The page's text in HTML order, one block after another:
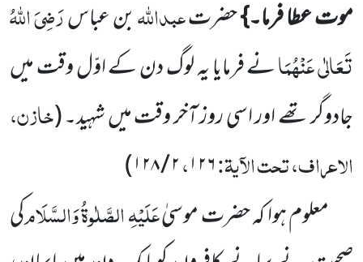
موت عطا فرما۔}حضرتعبداللہبن عباسرَضِیَ اللہُ
تَعَالٰی عَنْہُمَانے فرمایا یہ لوگ دن کے اوّل وقت میں
جادوگر تھے اور اسی روز آخر وقت میں شہید۔(خازن،
الاعراف، تحت الآیۃ:۱۲۶،۲/۱۲۸)
معلوم ہوا کہ حضرت موسیٰعَلَیْہِ الصَّلٰوۃُ وَالسَّلَامکی